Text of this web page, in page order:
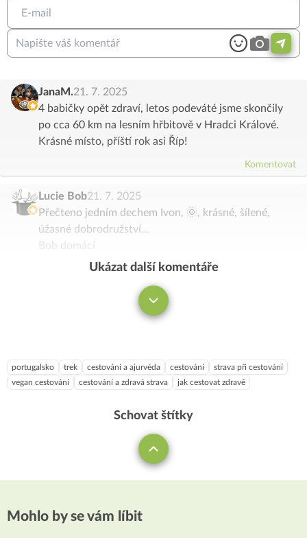
JanaM.21. 7. 2025
4 babičky opět zdraví, letos podeváté jsme skončily
po cca 60 km na lesním hřbitově v Hradci Králové.
Krásné místo, příští rok asi Říp!
Komentovat
Lucie Bob21. 7. 2025
Přečteno jedním dechem Ivon, 🌞, krásné, šílené,
úžasné dobrodružství…
Bob domácí
Ukázat další komentáře
portugalsko trek cestování a ajurvéda cestování
strava při cestování
vegan cestování
cestování a zdravá strava jak cestovat zdravě
Schovat štítky
Mohlo by se vám líbit